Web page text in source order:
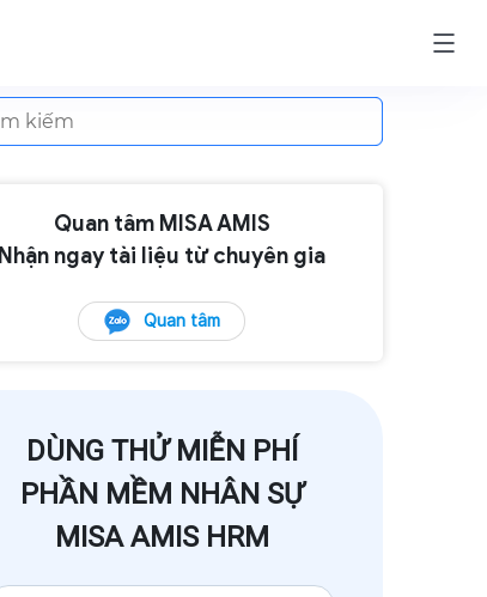
Quan tâm MISA AMIS
Nhận ngay tài liệu từ chuyên gia
Quan tâm
DÙNG THỬ MIỄN PHÍ
PHẦN MỀM NHÂN SỰ
MISA AMIS HRM